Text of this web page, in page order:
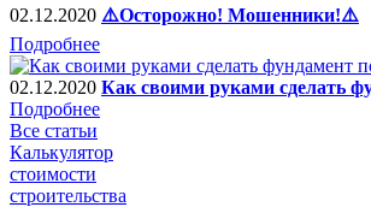
02.12.2020 ⚠️Осторожно! Мошенники!⚠️
Подробнее
02.12.2020 Как своими руками сделать
Подробнее
Все статьи
Калькулятор
стоимости
строительства